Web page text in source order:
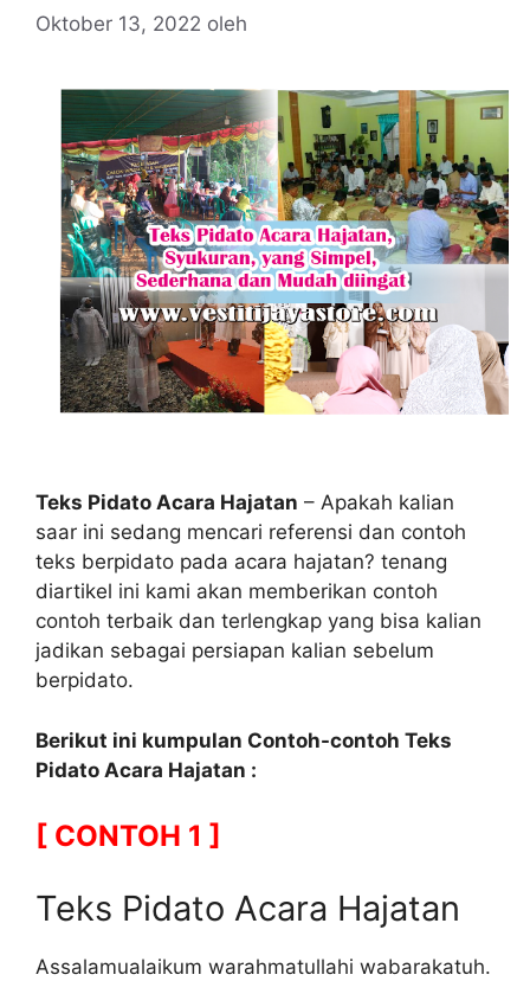
Oktober 13, 2022 oleh
Teks Pidato Acara Hajatan – Apakah kalian
saar ini sedang mencari referensi dan contoh
teks berpidato pada acara hajatan? tenang
diartikel ini kami akan memberikan contoh
contoh terbaik dan terlengkap yang bisa kalian
jadikan sebagai persiapan kalian sebelum
berpidato.
Berikut ini kumpulan Contoh-contoh Teks
Pidato Acara Hajatan :
[ CONTOH 1 ]
Teks Pidato Acara Hajatan
Assalamualaikum warahmatullahi wabarakatuh.